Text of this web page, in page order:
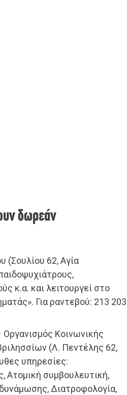
δωρεάν
(Σουλίου 62, Αγία
κ.α. και λειτουργεί στο
Για ραντεβού: 213 203
Kοινωνικής
(Λ. Πεντέλης 62,
υπηρεσίες:
Ατομική συμβουλευτική,
Διατροφολογία,